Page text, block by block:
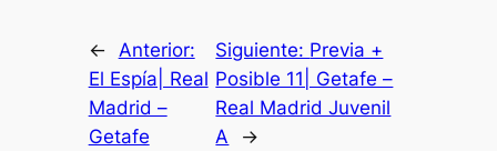
←
Anterior:
El Espía| Real
Madrid –
Getafe
Siguiente: Previa +
Posible 11| Getafe –
Real Madrid Juvenil
A
→